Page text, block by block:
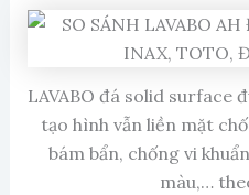
LAVABO đá solid surface
tạo hình vẫn liền mặt
bám bẩn, chống vi
màu,…